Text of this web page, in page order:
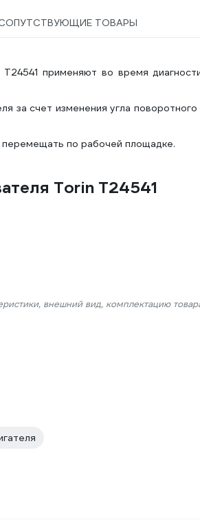
ТОВАРЫ
применяют во время
за счет изменения угла
по рабочей площадке.
Torin T24541
внешний вид, комплектацию